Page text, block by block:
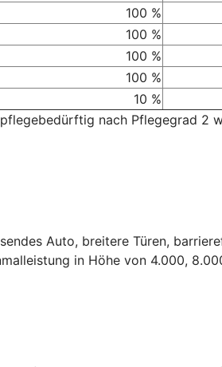
100 %
100 %
100 %
100 %
10 %
nach Pflegegrad 2
Auto, breitere Türen,
in Höhe von 4.000,